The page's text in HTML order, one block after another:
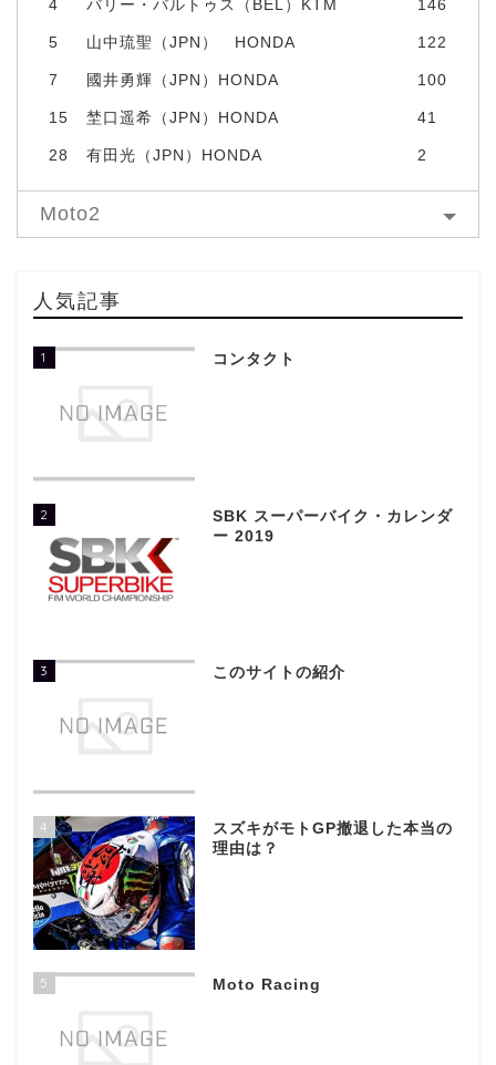
4 バリー・バルトゥス（BEL）KTM 146
5 山中琉聖（JPN） HONDA 122
7 國井勇輝（JPN）HONDA 100
15 埜口遥希（JPN）HONDA 41
28 有田光（JPN）HONDA 2
Moto2
人気記事
1 コンタクト
2
SBK スーパーバイク・カレンダ
ー 2019
3 このサイトの紹介
4
スズキがモトGP撤退した本当の
理由は？
5 Moto Racing